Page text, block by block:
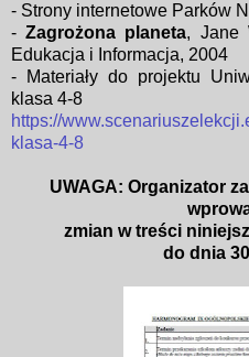
- Strony internetowe Parków
-Zagrożona planeta, Jane
Edukacja i Informacja, 2004
- Materiały do projektu
klasa 4-8
https://
klasa-4-8
UWAGA: Organizator
zmian w treści
do dnia